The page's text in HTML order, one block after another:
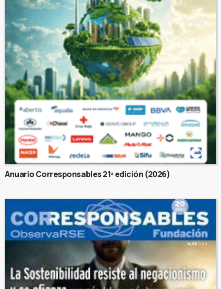
Anuario Corresponsables 21ª edición (2026)